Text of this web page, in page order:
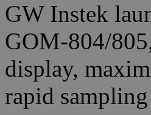
GW Instek
GOM-804/
display,
rapid